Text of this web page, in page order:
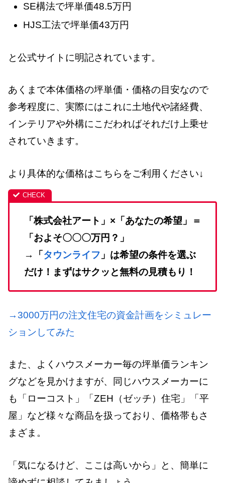
SE構法で坪単価48.5万円
HJS工法で坪単価43万円
と公式サイトに明記されています。
あくまで本体価格の坪単価・価格の目安なので
参考程度に、実際にはこれに土地代や諸経費、
インテリアや外構にこだわればそれだけ上乗せ
されていきます。
より具体的な価格はこちらをご利用ください↓
「株式会社アート」×「あなたの希望」＝
「およそ〇〇〇万円？」
→「タウンライフ 」は希望の条件を選ぶ
だけ！まずはサクッと無料の見積もり！
→3000万円の注文住宅の資金計画をシミュレー
ションしてみた
また、よくハウスメーカー毎の坪単価ランキン
グなどを見かけますが、同じハウスメーカーに
も「ローコスト」「ZEH（ゼッチ）住宅」「平
屋」など様々な商品を扱っており、価格帯もさ
まざま。
「気になるけど、ここは高いから」と、簡単に